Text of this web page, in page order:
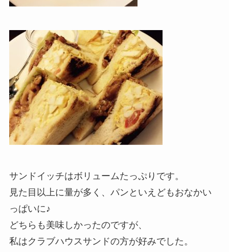
サンドイッチはボリュームたっぷりです。
見た目以上に量が多く、パンといえどもおなかい
っぱいに♪
どちらも美味しかったのですが、
私はクラブハウスサンドの方が好みでした。